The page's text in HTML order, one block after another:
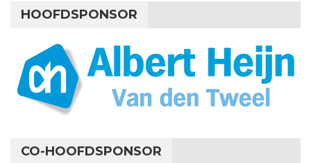
HOOFDSPONSOR
CO-HOOFDSPONSOR